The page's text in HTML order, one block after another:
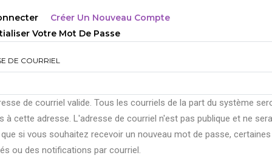
Créer Un Nouveau Compte
Votre Mot De Passe
DE COURRIEL
de courriel valide. Tous les courriels de la part du système
à cette adresse. L'adresse de courriel n'est pas publique et ne sera
si vous souhaitez recevoir un nouveau mot de passe, certaines
ou des notifications par courriel.